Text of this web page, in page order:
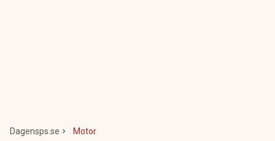
Dagensps.se Motor